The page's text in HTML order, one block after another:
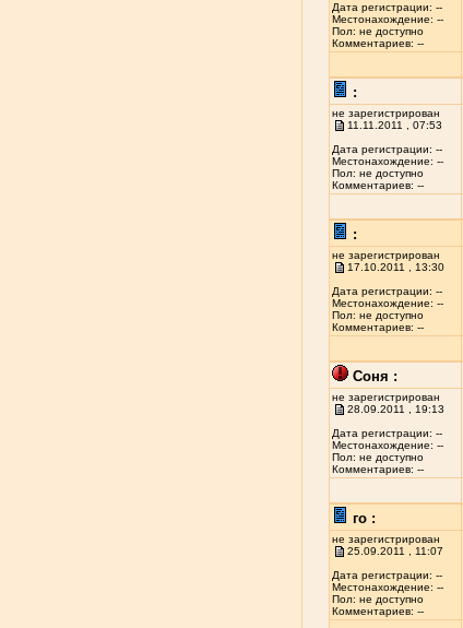
Дата регистрации: --
Местонахождение: --
Пол: не доступно
Комментариев: --
:
не зарегистрирован
11.11.2011 , 07:53
Дата регистрации: --
Местонахождение: --
Пол: не доступно
Комментариев: --
:
не зарегистрирован
17.10.2011 , 13:30
Дата регистрации: --
Местонахождение: --
Пол: не доступно
Комментариев: --
Соня :
не зарегистрирован
28.09.2011 , 19:13
Дата регистрации: --
Местонахождение: --
Пол: не доступно
Комментариев: --
го :
не зарегистрирован
25.09.2011 , 11:07
Дата регистрации: --
Местонахождение: --
Пол: не доступно
Комментариев: --